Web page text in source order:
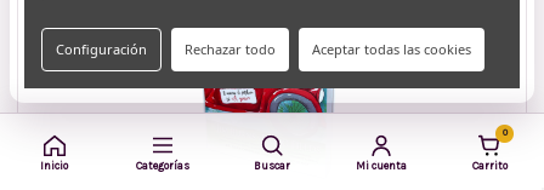
Inicio Categorías Buscar Mi cuenta
0
Carrito
Configuración Rechazar todo Aceptar todas las cookies